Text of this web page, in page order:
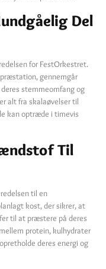
Del
for FestOrkestret.
gennemgår
stemmeomfang og
alt fra skalaøvelser til
kan optræde i timevis
Til
til en
kost, der sikrer, at
til at præstere på deres
protein, kulhydrater
deres energi og